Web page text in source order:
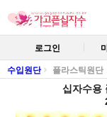
로그인
수입원단 플라스틱원단
십자수용